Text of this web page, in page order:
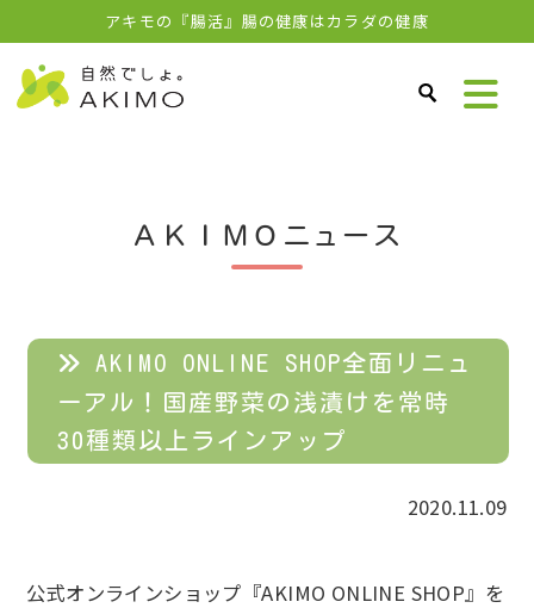
アキモの『腸活』腸の健康はカラダの健康
ＡＫＩＭＯニュース
AKIMO ONLINE SHOP全面リニュ
ーアル！国産野菜の浅漬けを常時
30種類以上ラインアップ
2020.11.09
公式オンラインショップ『AKIMO ONLINE SHOP』を